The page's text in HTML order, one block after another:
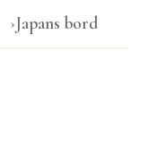
Japans bord